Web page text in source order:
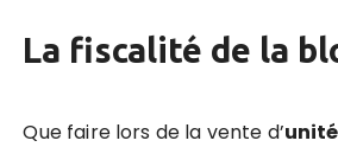
La fiscalité de la
Que faire lors de la vente d’